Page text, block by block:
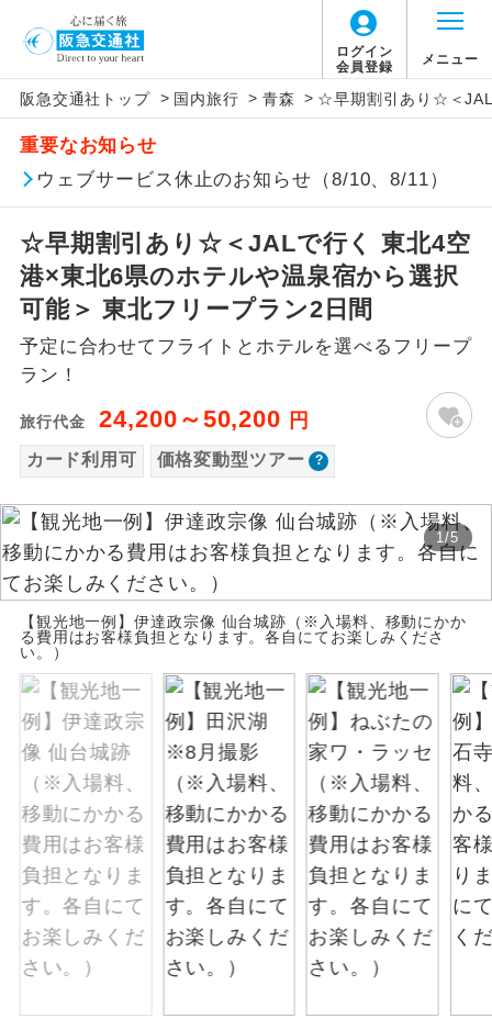
ログイン
会員登録
メニュー
阪急交通社トップ > 国内旅行 > 青森 > ☆早期割引あり☆＜JAL
重要なお知らせ
ウェブサービス休止のお知らせ（8/10、8/11）
☆早期割引あり☆＜JALで行く 東北4空
港×東北6県のホテルや温泉宿から選択
可能＞ 東北フリープラン2日間
予定に合わせてフライトとホテルを選べるフリープ
ラン！
旅行代金 24,200～50,200 円
カード利用可 価格変動型ツアー
1/5
【観光地一例】伊達政宗像 仙台城跡（※入場料、移動にかか
る費用はお客様負担となります。各自にてお楽しみくださ
い。）
アイコン 説明
添乗員同行
往路出発空港（駅）から復路到着空港
（駅）まで同行します。
現地添乗員同
行
現地到着空港（駅）から最終日出発空港
（駅）まで添乗員が同行します。
バスガイド乗
務
バスガイドが乗務し、車内での観光案内
があります。
世界遺産
ユネスコに登録されている文化遺産や自
然遺産を訪ねるコースです。
絶景 絶景スポットに立ち寄るコースです。
温泉 温泉地にも宿泊するコースです。
ご宿泊ホテルに露天風呂が付いていま
す。
大浴場 ご宿泊ホテルに大浴場が付いています。
全てのお食事が付いていますので、お食
事の心配はいりません。（機内食を除
く）
お部屋食
お部屋にてゆっくりとお召し上がりいた
だけます。
トラベルイヤ
ホン
周りの音を気にせず、ガイドさんの説明
をじっくり聞くことができます。
1名様から出発可能な個人型プランで
「価格変動型ツアー」に関するご案内
価格変動型ツアーとは
賃」を利用したツアーです。
お申し込み時期・ご利用便の空席状況に
よって料金が変動いたします。
以下の注意事項をあらかじめご了承いただき
ますようお願いいたします。
お支払いについて
お支払いは、クレジットカード決済のみとな
ります。
お申し込みの最後にクレジットカード決済を
していただき、決済手続き完了をもちまし
て、ご旅行の契約が成立となります。
ご予約方法について
ウェブ限定コースとなりますので、コールセ
ンター及びカウンターでのお申し込みはでき
ません。